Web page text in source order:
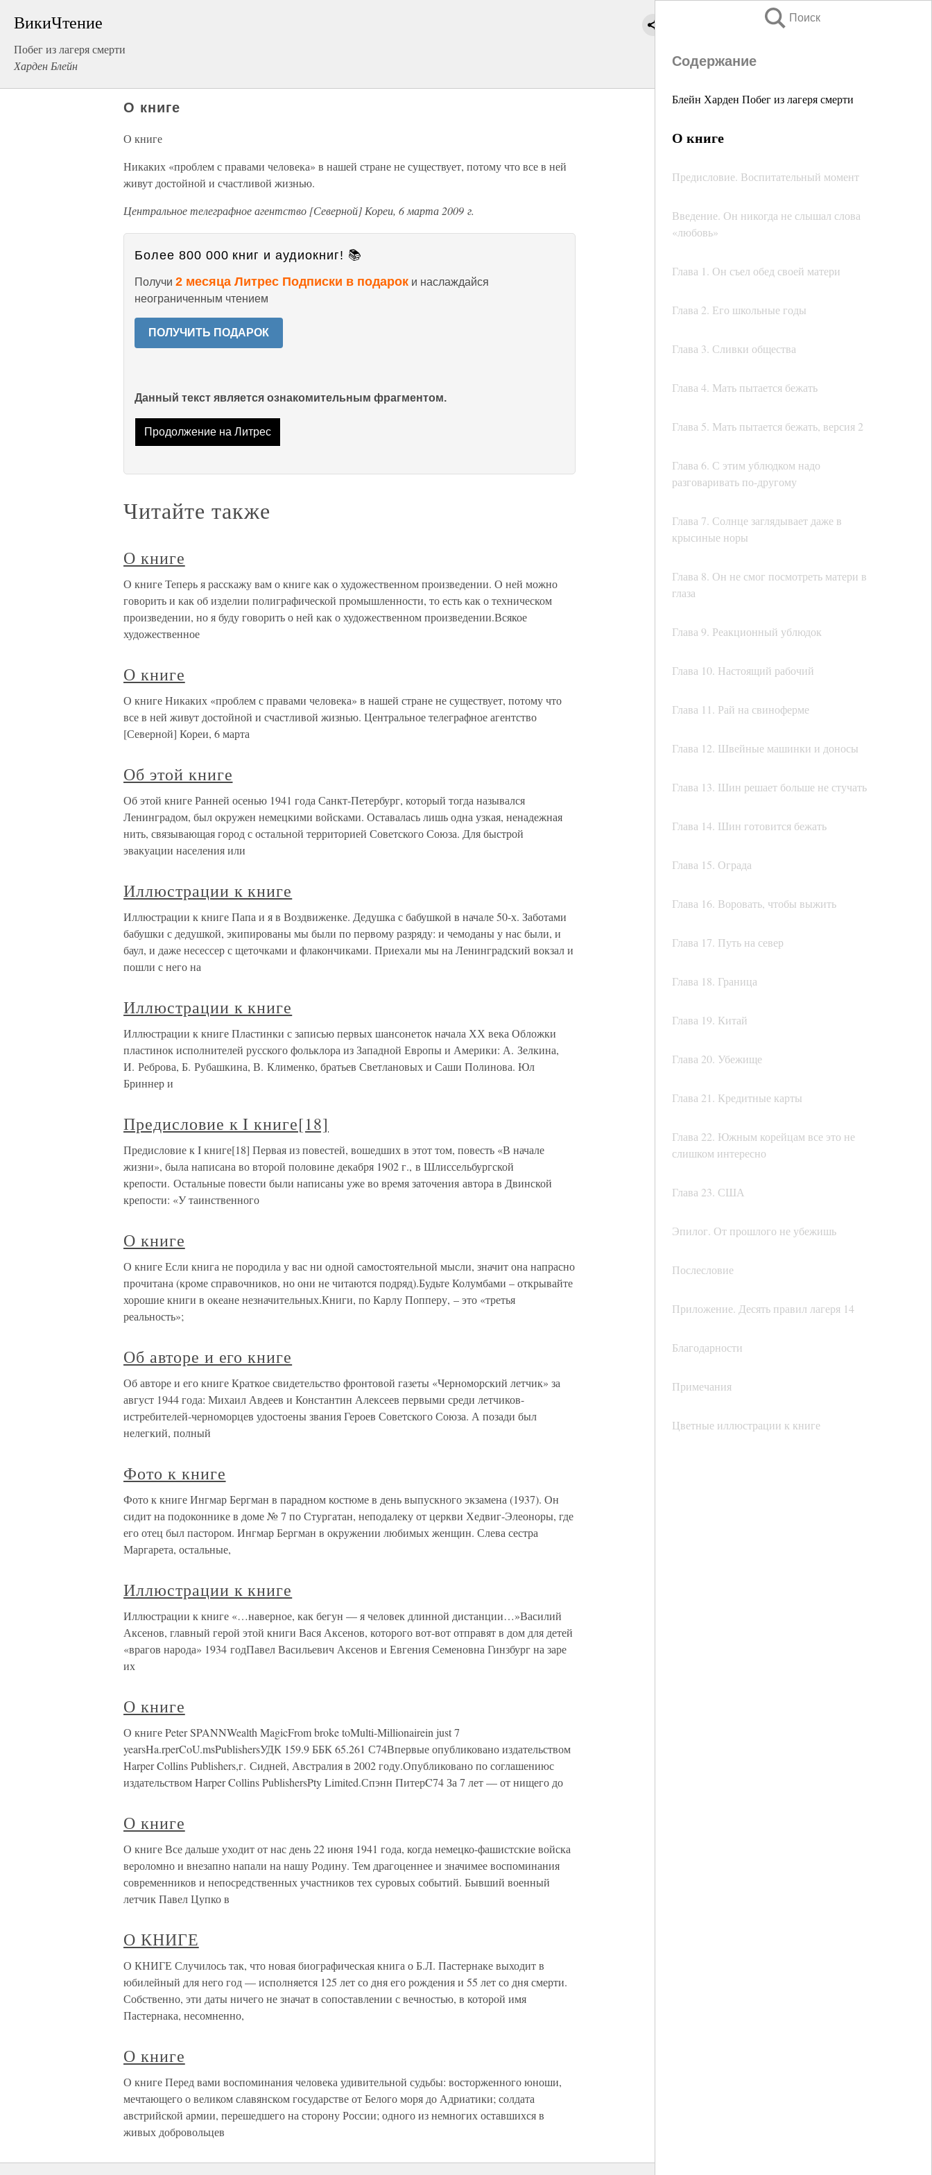
ВикиЧтение
Побег из лагеря смерти
Харден Блейн
Поиск
Содержание
Блейн Харден Побег из лагеря смерти
О книге
Предисловие. Воспитательный момент
Введение. Он никогда не слышал слова
«любовь»
Глава 1. Он съел обед своей матери
Глава 2. Его школьные годы
Глава 3. Сливки общества
Глава 4. Мать пытается бежать
Глава 5. Мать пытается бежать, версия 2
Глава 6. С этим ублюдком надо
разговаривать по-другому
Глава 7. Солнце заглядывает даже в
крысиные норы
Глава 8. Он не смог посмотреть матери в
глаза
Глава 9. Реакционный ублюдок
Глава 10. Настоящий рабочий
Глава 11. Рай на свиноферме
Глава 12. Швейные машинки и доносы
Глава 13. Шин решает больше не стучать
Глава 14. Шин готовится бежать
Глава 15. Ограда
Глава 16. Воровать, чтобы выжить
Глава 17. Путь на север
Глава 18. Граница
Глава 19. Китай
Глава 20. Убежище
Глава 21. Кредитные карты
Глава 22. Южным корейцам все это не
слишком интересно
Глава 23. США
Эпилог. От прошлого не убежишь
Послесловие
Приложение. Десять правил лагеря 14
Благодарности
Примечания
Цветные иллюстрации к книге
О книге
О книге
Никаких «проблем с правами человека» в нашей стране не существует, потому что все в ней
живут достойной и счастливой жизнью.
Центральное телеграфное агентство [Северной] Кореи, 6 марта 2009 г.
Более 800 000 книг и аудиокниг! 📚
Получи 2 месяца Литрес Подписки в подарок и наслаждайся
неограниченным чтением
ПОЛУЧИТЬ ПОДАРОК
Данный текст является ознакомительным фрагментом.
Продолжение на Литрес
Читайте также
О книге
О книге Теперь я расскажу вам о книге как о художественном произведении. О ней можно
говорить и как об изделии полиграфической промышленности, то есть как о техническом
произведении, но я буду говорить о ней как о художественном произведении.Всякое
художественное
О книге
О книге Никаких «проблем с правами человека» в нашей стране не существует, потому что
все в ней живут достойной и счастливой жизнью. Центральное телеграфное агентство
[Северной] Кореи, 6 марта
Об этой книге
Об этой книге Ранней осенью 1941 года Санкт-Петербург, который тогда назывался
Ленинградом, был окружен немецкими войсками. Оставалась лишь одна узкая, ненадежная
нить, связывающая город с остальной территорией Советского Союза. Для быстрой
эвакуации населения или
Иллюстрации к книге
Иллюстрации к книге Папа и я в Воздвиженке. Дедушка с бабушкой в начале 50-х. Заботами
бабушки с дедушкой, экипированы мы были по первому разряду: и чемоданы у нас были, и
баул, и даже несессер с щеточками и флакончиками. Приехали мы на Ленинградский вокзал и
пошли с него на
Иллюстрации к книге
Иллюстрации к книге Пластинки с записью первых шансонеток начала ХХ века Обложки
пластинок исполнителей русского фольклора из Западной Европы и Америки: А. Зелкина,
И. Реброва, Б. Рубашкина, В. Клименко, братьев Светлановых и Саши Полинова. Юл
Бриннер и
Предисловие к I книге[18]
Предисловие к I книге[18] Первая из повестей, вошедших в этот том, повесть «В начале
жизни», была написана во второй половине декабря 1902 г., в Шлиссельбургской
крепости. Остальные повести были написаны уже во время заточения автора в Двинской
крепости: «У таинственного
О книге
О книге Если книга не породила у вас ни одной самостоятельной мысли, значит она напрасно
прочитана (кроме справочников, но они не читаются подряд).Будьте Колумбами – открывайте
хорошие книги в океане незначительных.Книги, по Карлу Попперу, – это «третья
реальность»;
Об авторе и его книге
Об авторе и его книге Краткое свидетельство фронтовой газеты «Черноморский летчик» за
август 1944 года: Михаил Авдеев и Константин Алексеев первыми среди летчиков-
истребителей-черноморцев удостоены звания Героев Советского Союза. А позади был
нелегкий, полный
Фото к книге
Фото к книге Ингмар Бергман в парадном костюме в день выпускного экзамена (1937). Он
сидит на подоконнике в доме № 7 по Стургатан, неподалеку от церкви Хедвиг-Элеоноры, где
его отец был пастором. Ингмар Бергман в окружении любимых женщин. Слева сестра
Маргарета, остальные,
Иллюстрации к книге
Иллюстрации к книге «…наверное, как бегун — я человек длинной дистанции…»Василий
Аксенов, главный герой этой книги Вася Аксенов, которого вот-вот отправят в дом для детей
«врагов народа» 1934 годПавел Васильевич Аксенов и Евгения Семеновна Гинзбург на заре
их
О книге
О книге Peter SPANNWealth MagicFrom broke toMulti-Millionairein just 7
yearsHa.rperCoU.msPublishersУДК 159.9 ББК 65.261 С74Впервые опубликовано издательством
Harper Collins Publishers,г. Сидней, Австралия в 2002 году.Опубликовано по соглашениюс
издательством Harper Collins PublishersPty Limited.Спэнн ПитерC74 За 7 лет — от нищего до
О книге
О книге Все дальше уходит от нас день 22 июня 1941 года, когда немецко-фашистские войска
вероломно и внезапно напали на нашу Родину. Тем драгоценнее и значимее воспоминания
современников и непосредственных участников тех суровых событий. Бывший военный
летчик Павел Цупко в
О КНИГЕ
О КНИГЕ Случилось так, что новая биографическая книга о Б.Л. Пастернаке выходит в
юбилейный для него год — исполняется 125 лет со дня его рождения и 55 лет со дня смерти.
Собственно, эти даты ничего не значат в сопоставлении с вечностью, в которой имя
Пастернака, несомненно,
О книге
О книге Перед вами воспоминания человека удивительной судьбы: восторженного юноши,
мечтающего о великом славянском государстве от Белого моря до Адриатики; солдата
австрийской армии, перешедшего на сторону России; одного из немногих оставшихся в
живых добровольцев